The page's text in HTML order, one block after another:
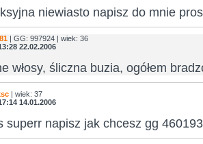
niewiasto napisz do mnie
| GG: 997924 | wiek: 36
22.02.2006
włosy, śliczna buzia, ogółem
| wiek: 37
14.01.2006
superr napisz jak chcesz gg